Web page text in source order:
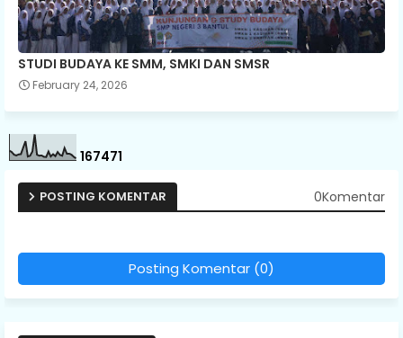
STUDI BUDAYA KE SMM, SMKI DAN SMSR
February 24, 2026
167471
POSTING KOMENTAR 0Komentar
Posting Komentar (0)